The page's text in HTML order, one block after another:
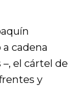
cadena
el cártel de
y